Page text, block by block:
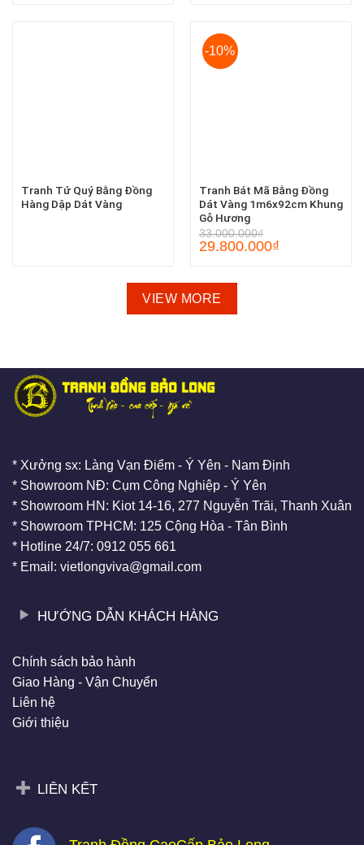
Tranh Tứ Quý Bằng Đồng
Hàng Dập Dát Vàng
-10%
Tranh Bát Mã Bằng Đồng
Dát Vàng 1m6x92cm Khung
Gỗ Hương
33.000.000₫
29.800.000₫
VIEW MORE
* Xưởng sx: Làng Vạn Điểm - Ý Yên - Nam Định
* Showroom NĐ: Cụm Công Nghiệp - Ý Yên
* Showroom HN: Kiot 14-16, 277 Nguyễn Trãi, Thanh Xuân
* Showroom TPHCM: 125 Cộng Hòa - Tân Bình
* Hotline 24/7: 0912 055 661
* Email: vietlongviva@gmail.com
HƯỚNG DẪN KHÁCH HÀNG
Chính sách bảo hành
Giao Hàng - Vận Chuyển
Liên hệ
Giới thiệu
LIÊN KẾT